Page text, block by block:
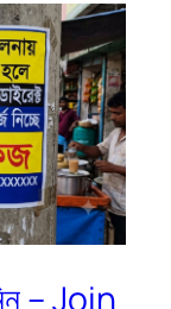
– Join